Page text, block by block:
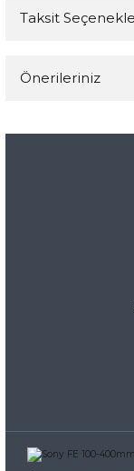
Taksit
Önerileriniz
konularda yetersiz
kullanarak
Görüş ve
Ürün resmi
Ürün
Ürün fiyatı diğer